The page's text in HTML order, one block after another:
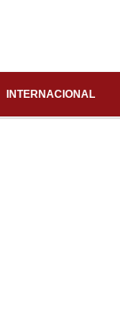
INTERNACIONAL